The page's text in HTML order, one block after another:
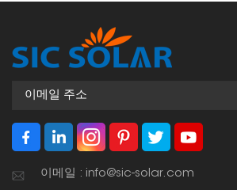
이메일 : info@sic-solar.com